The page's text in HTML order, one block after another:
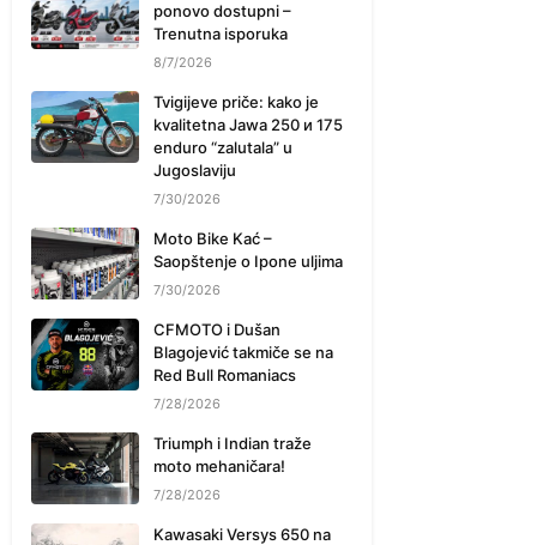
ponovo dostupni –
Trenutna isporuka
8/7/2026
Tvigijeve priče: kako je
kvalitetna Jawa 250 и 175
enduro “zalutala” u
Jugoslaviju
7/30/2026
Moto Bike Kać –
Saopštenje o Ipone uljima
7/30/2026
CFMOTO i Dušan
Blagojević takmiče se na
Red Bull Romaniacs
7/28/2026
Triumph i Indian traže
moto mehaničara!
7/28/2026
Kawasaki Versys 650 na